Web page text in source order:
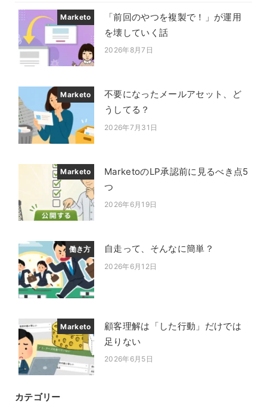
Marketo
「前回のやつを複製で！」が運用
を壊していく話
投稿日
2026年8月7日
Marketo
不要になったメールアセット、ど
うしてる？
投稿日
2026年7月31日
Marketo
MarketoのLP承認前に見るべき点5
つ
投稿日
2026年6月19日
働き方 自走って、そんなに簡単？
投稿日
2026年6月12日
Marketo
顧客理解は「した行動」だけでは
足りない
投稿日
2026年6月5日
カテゴリー